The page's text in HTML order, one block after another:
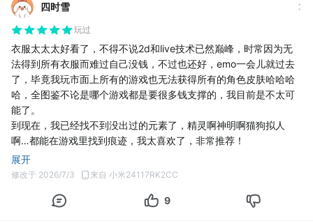
四时雪
玩过
衣服太太太好看了，不得不说2d和live技术已然巅峰，时常因为无
法得到所有衣服而难过自己没钱，不过也还好，emo一会儿就过去
了，毕竟我玩市面上所有的游戏也无法获得所有的角色皮肤哈哈哈
哈，全图鉴不论是哪个游戏都是要很多钱支撑的，我目前是不太可
能了。
到现在，我已经找不到没出过的元素了，精灵啊神明啊猫狗拟人
啊…都能在游戏里找到痕迹，我太喜欢了，非常推荐！
展开
修改于 2026/7/3 来自 小米24117RK2CC
9